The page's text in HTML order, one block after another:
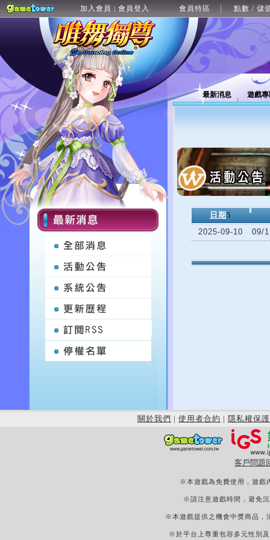
加入會員 | 會員登入 會員特區 點數 / 儲
最新消息 遊戲
日期 5
2025-09-10
09/
關於我們 | 使用者合約 | 隱私權保護
客戶問題
※本遊戲為免費使用，遊戲
※請注意遊戲時間，避免
※本遊戲提供之機會中獎商品，
※於平台上尊重包容多元性別